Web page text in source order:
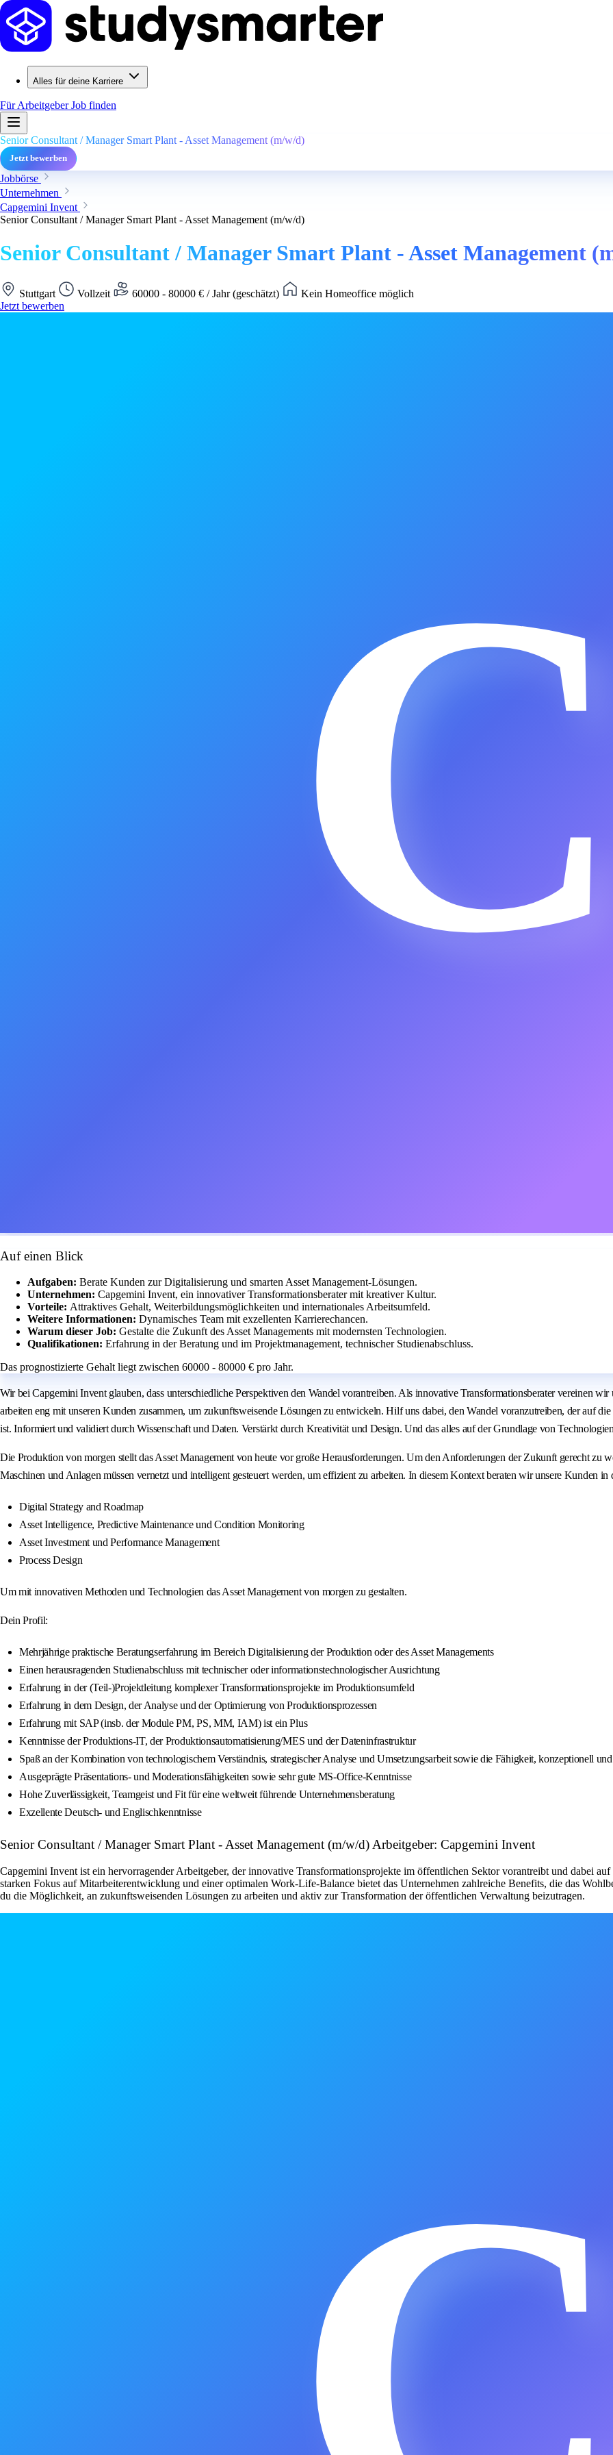
Alles für deine Karriere
Für ArbeitgeberJob finden
Senior Consultant / Manager Smart Plant - Asset Management (m/w/d)
Jetzt bewerben
Jobbörse
Unternehmen
Capgemini Invent
Senior Consultant / Manager Smart Plant - Asset Management (m/w/d)
Senior Consultant / Manager Smart Plant - Asset Management
Stuttgart Vollzeit 60000 - 80000 € / Jahr (geschätzt)
Kein Homeoffice möglich
Jetzt bewerben
Auf einen Blick
Aufgaben: Berate Kunden zur Digitalisierung und smarten Asset Management-Lösungen.
Unternehmen: Capgemini Invent, ein innovativer Transformationsberater mit kreativer Kultur.
Vorteile: Attraktives Gehalt, Weiterbildungsmöglichkeiten und internationales Arbeitsumfeld.
Weitere Informationen: Dynamisches Team mit exzellenten Karrierechancen.
Warum dieser Job: Gestalte die Zukunft des Asset Managements mit modernsten Technologien.
Qualifikationen: Erfahrung in der Beratung und im Projektmanagement, technischer Studienabschluss.
Das prognostizierte Gehalt liegt zwischen 60000 - 80000 € pro Jahr.
Wir bei Capgemini Invent glauben, dass unterschiedliche Perspektiven den Wandel vorantreiben. Als innovative Transformationsberater vereinen
arbeiten eng mit unseren Kunden zusammen, um zukunftsweisende Lösungen zu entwickeln. Hilf uns dabei, den Wandel voranzutreiben, der auf
ist. Informiert und validiert durch Wissenschaft und Daten. Verstärkt durch Kreativität und Design. Und das alles auf der Grundlage von
Die Produktion von morgen stellt das Asset Management von heute vor große Herausforderungen. Um den Anforderungen der Zukunft gerecht zu
Maschinen und Anlagen müssen vernetzt und intelligent gesteuert werden, um effizient zu arbeiten. In diesem Kontext beraten wir unsere Kunden in
Digital Strategy and Roadmap
Asset Intelligence, Predictive Maintenance und Condition Monitoring
Asset Investment und Performance Management
Process Design
Um mit innovativen Methoden und Technologien das Asset Management von morgen zu gestalten.
Dein Profil:
Mehrjährige praktische Beratungserfahrung im Bereich Digitalisierung der Produktion oder des Asset Managements
Einen herausragenden Studienabschluss mit technischer oder informationstechnologischer Ausrichtung
Erfahrung in der (Teil-)Projektleitung komplexer Transformationsprojekte im Produktionsumfeld
Erfahrung in dem Design, der Analyse und der Optimierung von Produktionsprozessen
Erfahrung mit SAP (insb. der Module PM, PS, MM, IAM) ist ein Plus
Kenntnisse der Produktions-IT, der Produktionsautomatisierung/MES und der Dateninfrastruktur
Spaß an der Kombination von technologischem Verständnis, strategischer Analyse und Umsetzungsarbeit sowie die Fähigkeit, konzeptionell
Ausgeprägte Präsentations- und Moderationsfähigkeiten sowie sehr gute MS-Office-Kenntnisse
Hohe Zuverlässigkeit, Teamgeist und Fit für eine weltweit führende Unternehmensberatung
Exzellente Deutsch- und Englischkenntnisse
Senior Consultant / Manager Smart Plant - Asset Management (m/w/d) Arbeitgeber: Capgemini Invent
Capgemini Invent ist ein hervorragender Arbeitgeber, der innovative Transformationsprojekte im öffentlichen Sektor vorantreibt und dabei
starken Fokus auf Mitarbeiterentwicklung und einer optimalen Work-Life-Balance bietet das Unternehmen zahlreiche Benefits, die das
du die Möglichkeit, an zukunftsweisenden Lösungen zu arbeiten und aktiv zur Transformation der öffentlichen Verwaltung beizutragen.